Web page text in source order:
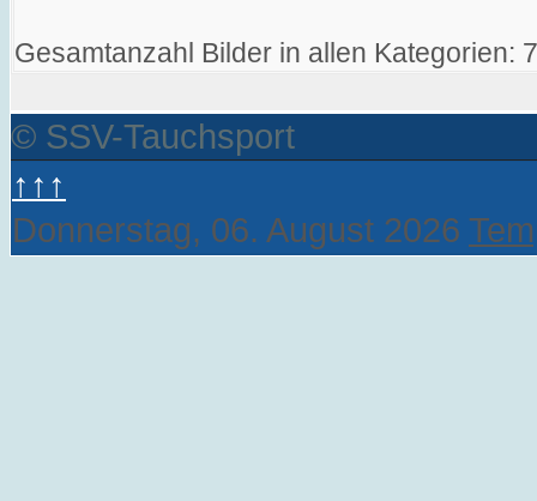
Gesamtanzahl Bilder in allen Kategorien:
© SSV-Tauchsport
↑↑↑
Donnerstag, 06. August 2026